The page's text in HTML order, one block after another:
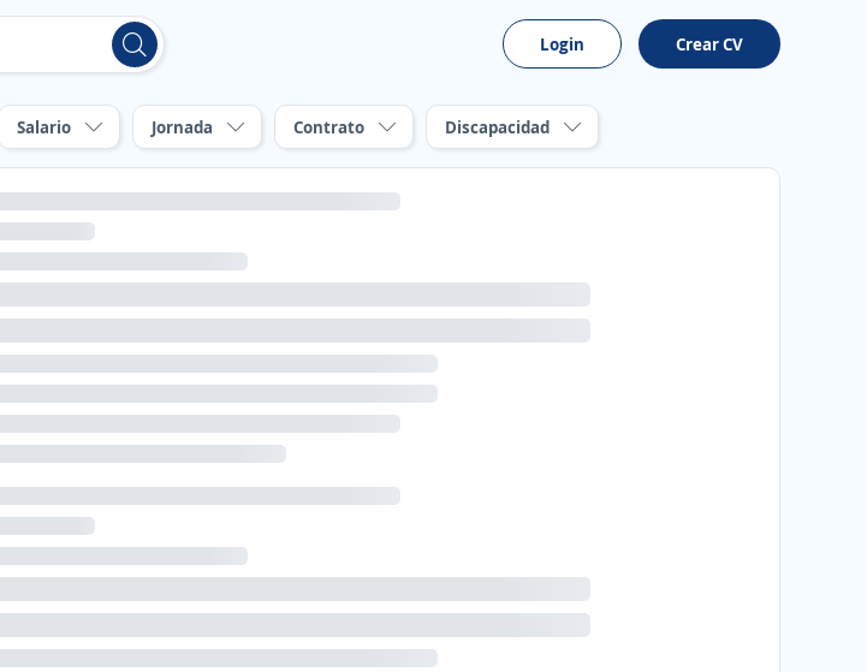
Login Crear CV
Salario Jornada Contrato Discapacidad